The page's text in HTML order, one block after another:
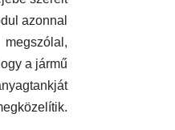
azonnal
megszólal,
a jármű